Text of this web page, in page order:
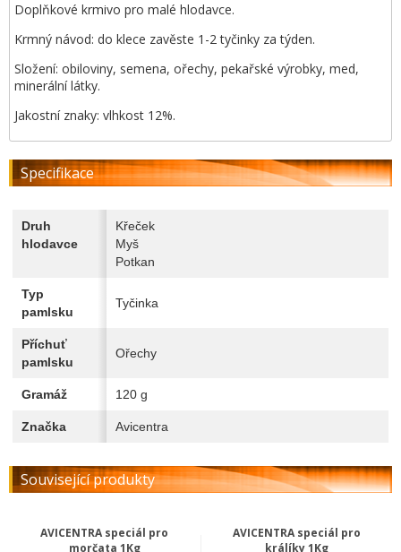
Doplňkové krmivo pro malé hlodavce.
Krmný návod: do klece zavěste 1-2 tyčinky za týden.
Složení: obiloviny, semena, ořechy, pekařské výrobky, med,
minerální látky.
Jakostní znaky: vlhkost 12%.
Specifikace
Druh
hlodavce
Křeček
Myš
Potkan
Typ
pamlsku
Tyčinka
Příchuť
pamlsku
Ořechy
Gramáž 120 g
Značka Avicentra
Související produkty
AVICENTRA speciál pro
morčata 1Kg
AVICENTRA speciál pro
králíky 1Kg